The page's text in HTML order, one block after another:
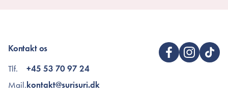
Kontakt os
Tlf.
Mail.
+45 53 70 97 24
kontakt@surisuri.dk